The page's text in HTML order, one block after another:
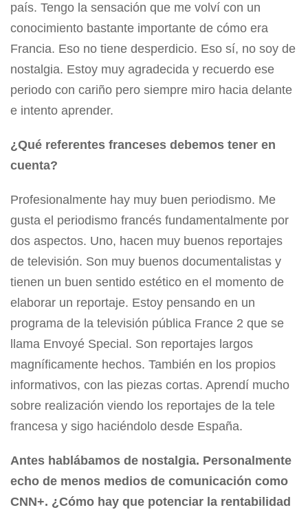
país. Tengo la sensación que me volví con un
conocimiento bastante importante de cómo era
Francia. Eso no tiene desperdicio. Eso sí, no soy de
nostalgia. Estoy muy agradecida y recuerdo ese
periodo con cariño pero siempre miro hacia delante
e intento aprender.
¿Qué referentes franceses debemos tener en
cuenta?
Profesionalmente hay muy buen periodismo. Me
gusta el periodismo francés fundamentalmente por
dos aspectos. Uno, hacen muy buenos reportajes
de televisión. Son muy buenos documentalistas y
tienen un buen sentido estético en el momento de
elaborar un reportaje. Estoy pensando en un
programa de la televisión pública France 2 que se
llama Envoyé Special. Son reportajes largos
magníficamente hechos. También en los propios
informativos, con las piezas cortas. Aprendí mucho
sobre realización viendo los reportajes de la tele
francesa y sigo haciéndolo desde España.
Antes hablábamos de nostalgia. Personalmente
echo de menos medios de comunicación como
CNN+. ¿Cómo hay que potenciar la rentabilidad